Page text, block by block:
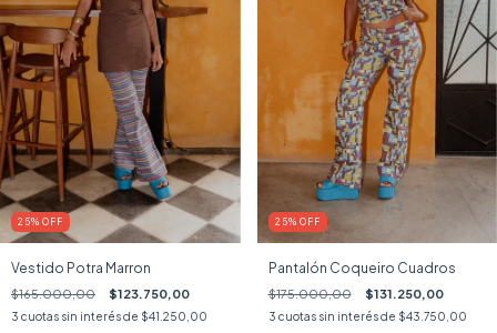
25% OFF
Vestido Potra Marron
$165.000,00 $123.750,00
3 cuotas sin interés de $41.250,00
25% OFF
Pantalón Coqueiro Cuadros
$175.000,00 $131.250,00
3 cuotas sin interés de $43.750,00